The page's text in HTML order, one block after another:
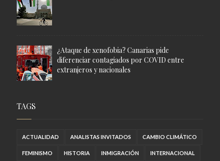
¿Ataque de xenofobia? Canarias pide
diferenciar contagiados por COVID entre
extranjeros y nacionales
TAGS
ACTUALIDAD ANALISTAS INVITADOS CAMBIO CLIMÁTICO
FEMINISMO HISTORIA INMIGRACIÓN INTERNACIONAL